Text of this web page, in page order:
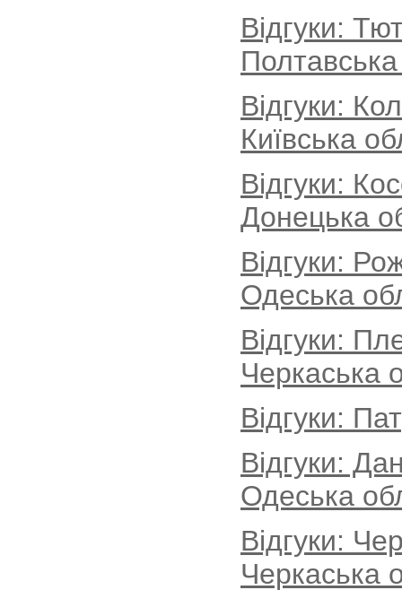
Відгуки:
Відгуки:
Київська
Відгуки:
Донецька
Відгуки:
Одеська
Відгуки:
Черкаська
Відгуки:
Відгуки:
Одеська
Відгуки:
Черкаська